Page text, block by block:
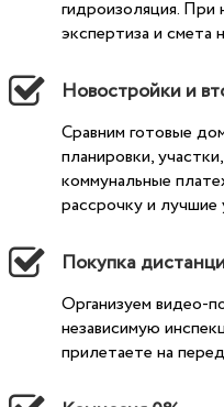
гидроизоляция. При
экспертиза и смета
Новостройки и
Сравним готовые
планировки,
коммунальные
рассрочку и лучшие
Покупка
Организуем видео-
независимую
прилетаете на